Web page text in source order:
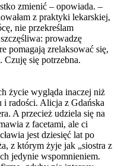
zmienić – opowiada. –
z praktyki lekarskiej,
nie przekreślam
prowadzę
pomagają zrelaksować się,
Czuję się potrzebna.
życie wygląda inaczej niż
i radości. Alicja z Gdańska
A przecież udziela się na
z facetami, ale ci
jest dziesięć lat po
z którym żyje jak „siostra z
jedynie wspomnieniem.